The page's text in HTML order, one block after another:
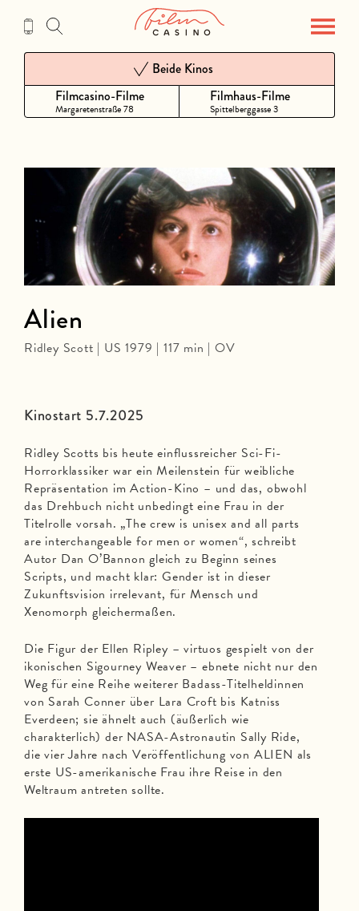
Inhalt
Filmcasino-Filme
Margaretenstraße 78
Beide Kinos
Filmhaus-Filme
Spittelberggasse 3
Kinostart 5.7.2025
Ridley Scotts bis heute einflussreicher Sci-Fi-
Horrorklassiker war ein Meilenstein für weibliche
Repräsentation im Action-Kino – und das, obwohl
das Drehbuch nicht unbedingt eine Frau in der
Titelrolle vorsah. „The crew is unisex and all parts
are interchangeable for men or women“, schreibt
Autor Dan O’Bannon gleich zu Beginn seines
Scripts, und macht klar: Gender ist in dieser
Zukunftsvision irrelevant, für Mensch und
Xenomorph gleichermaßen.
Die Figur der Ellen Ripley – virtuos gespielt von der
ikonischen Sigourney Weaver – ebnete nicht nur den
Weg für eine Reihe weiterer Badass-Titelheldinnen
von Sarah Conner über Lara Croft bis Katniss
Everdeen; sie ähnelt auch (äußerlich wie
charakterlich) der NASA-Astronautin Sally Ride,
die vier Jahre nach Veröffentlichung von ALIEN als
erste US-amerikanische Frau ihre Reise in den
Weltraum antreten sollte.
Alien
Ridley Scott | US 1979 | 117 min | OV